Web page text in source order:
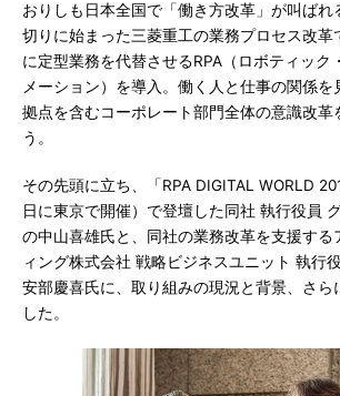
おりしも日本全国で「働き方改革」が叫ばれ
切りに始まった三菱重工の業務プロセス改革
に定型業務を代替させるRPA（ロボティック
メーション）を導入。働く人と仕事の関係を
拠点を含むコーポレート部門全体の意識改革
う。
その先頭に立ち、「RPA DIGITAL WORLD
日に東京で開催）で登壇した同社 執行役員
の中山喜雄氏と、同社の業務改革を支援する
ィング株式会社 戦略ビジネスユニット 執行
安部慶喜氏に、取り組みの現況と背景、さら
した。